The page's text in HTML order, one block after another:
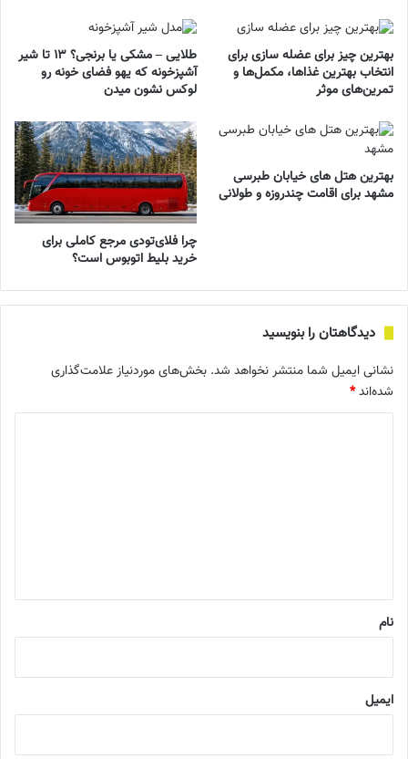
بهترین چیز برای عضله سازی برای
انتخاب بهترین غذاها، مکمل‌ها و
تمرین‌های موثر
طلایی – مشکی یا برنجی؟ ۱۳ تا شیر
آشپزخونه که یهو فضای خونه رو
لوکس نشون میدن
بهترین هتل های خیابان طبرسی
مشهد برای اقامت چندروزه و طولانی
چرا فلای‌تودی مرجع کاملی برای
خرید بلیط اتوبوس است؟
دیدگاهتان را بنویسید
نشانی ایمیل شما منتشر نخواهد شد. بخش‌های موردنیاز علامت‌گذاری
شده‌اند*
نام
ایمیل